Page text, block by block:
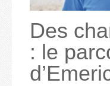
Des
: le